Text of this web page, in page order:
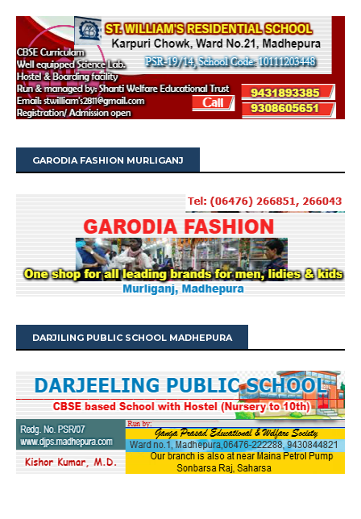
GARODIA FASHION MURLIGANJ
DARJILING PUBLIC SCHOOL MADHEPURA